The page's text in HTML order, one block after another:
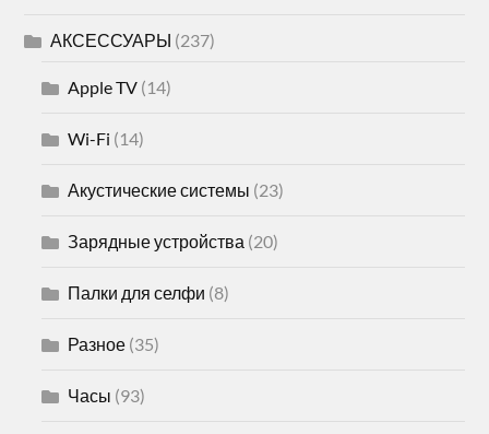
АКСЕССУАРЫ (237)
Apple TV (14)
Wi-Fi (14)
Акустические системы (23)
Зарядные устройства (20)
Палки для селфи (8)
Разное (35)
Часы (93)